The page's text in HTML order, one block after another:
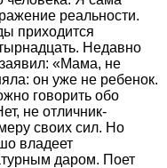
реальности.
приходится
Недавно
«Мама, не
он уже не ребенок.
говорить обо
не отличник-
своих сил. Но
владеет
даром. Поет